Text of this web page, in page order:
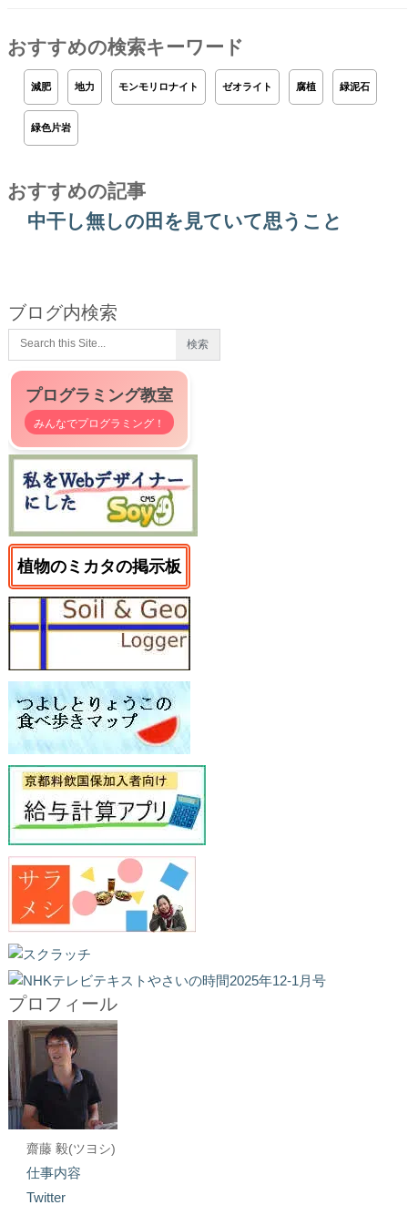
おすすめの検索キーワード
減肥 地力 モンモリロナイト ゼオライト 腐植 緑泥石
緑色片岩
おすすめの記事
中干し無しの田を見ていて思うこと
ブログ内検索
プログラミング教室
みんなでプログラミング！
植物のミカタの掲示板
プロフィール
齋藤 毅(ツヨシ)
仕事内容
Twitter